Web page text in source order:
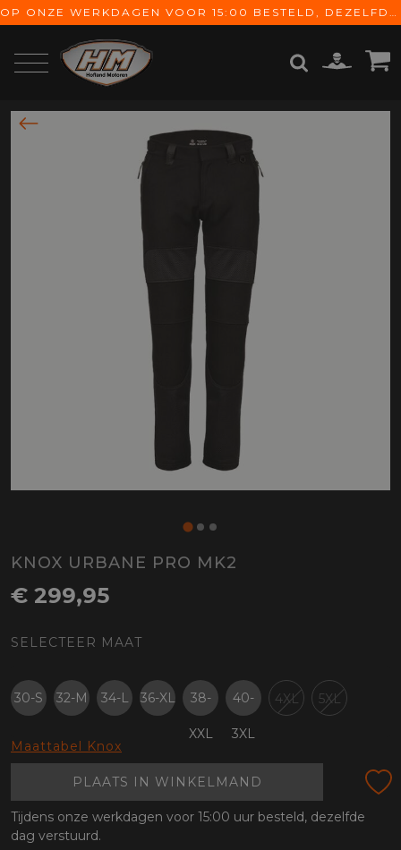
OP ONZE WERKDAGEN VOOR 15:00 BESTELD, DEZELFDE DAG VERZONDEN! GRATIS VERZENDING VANAF € 65,-
KNOX URBANE PRO MK2
€ 299,95
SELECTEER MAAT
30-S 32-M 34-L 36-XL 38-
XXL
40-
3XL
4XL 5XL
Maattabel Knox
PLAATS IN WINKELMAND
Tijdens onze werkdagen voor 15:00 uur besteld, dezelfde
dag verstuurd.